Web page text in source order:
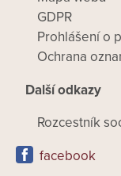
GDPR
Prohlášení o
Ochrana
Další odkazy
Rozcestník
facebook